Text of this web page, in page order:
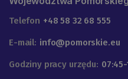
Telefon +48 58 32 68 555
E-mail: info@pomorskie.eu
Godziny pracy urzędu: 07:45-